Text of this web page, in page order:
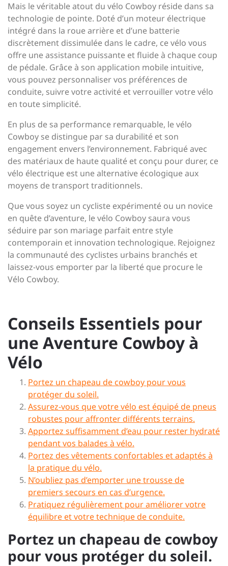
Mais le véritable atout du vélo Cowboy réside dans sa
technologie de pointe. Doté d’un moteur électrique
intégré dans la roue arrière et d’une batterie
discrètement dissimulée dans le cadre, ce vélo vous
offre une assistance puissante et fluide à chaque coup
de pédale. Grâce à son application mobile intuitive,
vous pouvez personnaliser vos préférences de
conduite, suivre votre activité et verrouiller votre vélo
en toute simplicité.
En plus de sa performance remarquable, le vélo
Cowboy se distingue par sa durabilité et son
engagement envers l’environnement. Fabriqué avec
des matériaux de haute qualité et conçu pour durer, ce
vélo électrique est une alternative écologique aux
moyens de transport traditionnels.
Que vous soyez un cycliste expérimenté ou un novice
en quête d’aventure, le vélo Cowboy saura vous
séduire par son mariage parfait entre style
contemporain et innovation technologique. Rejoignez
la communauté des cyclistes urbains branchés et
laissez-vous emporter par la liberté que procure le
Vélo Cowboy.
Conseils Essentiels pour
une Aventure Cowboy à
Vélo
Portez un chapeau de cowboy pour vous
protéger du soleil.
Assurez-vous que votre vélo est équipé de pneus
robustes pour affronter différents terrains.
Apportez suffisamment d’eau pour rester hydraté
pendant vos balades à vélo.
Portez des vêtements confortables et adaptés à
la pratique du vélo.
N’oubliez pas d’emporter une trousse de
premiers secours en cas d’urgence.
Pratiquez régulièrement pour améliorer votre
équilibre et votre technique de conduite.
Portez un chapeau de cowboy
pour vous protéger du soleil.